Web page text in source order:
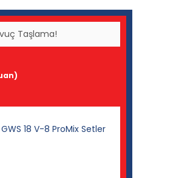
Taşlama!
GWS 18 V-8 ProMix Setler